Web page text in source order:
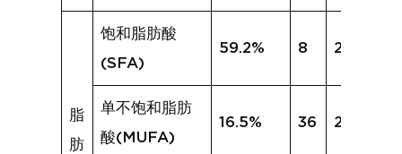
脂
肪
饱和脂肪酸
(SFA)
59.2% 8 22.1%
单不饱和脂肪
酸(MUFA)
16.5% 36 21.6%